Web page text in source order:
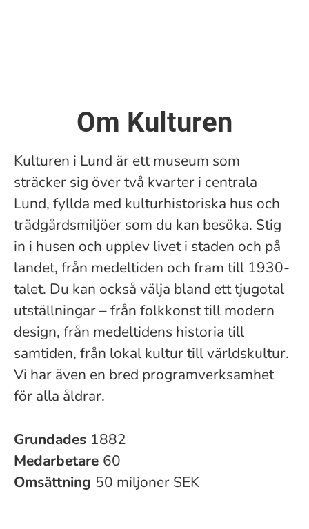
Om Kulturen
Kulturen i Lund är ett museum som
sträcker sig över två kvarter i centrala
Lund, fyllda med kulturhistoriska hus och
trädgårdsmiljöer som du kan besöka. Stig
in i husen och upplev livet i staden och på
landet, från medeltiden och fram till 1930-
talet. Du kan också välja bland ett tjugotal
utställningar – från folkkonst till modern
design, från medeltidens historia till
samtiden, från lokal kultur till världskultur.
Vi har även en bred programverksamhet
för alla åldrar.
Grundades 1882
Medarbetare 60
Omsättning 50 miljoner SEK